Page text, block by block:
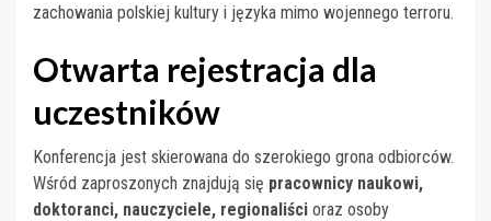
zachowania polskiej kultury i języka mimo wojennego terroru.
Otwarta rejestracja dla
uczestników
Konferencja jest skierowana do szerokiego grona odbiorców.
Wśród zaproszonych znajdują się pracownicy naukowi,
doktoranci, nauczyciele, regionaliści oraz osoby